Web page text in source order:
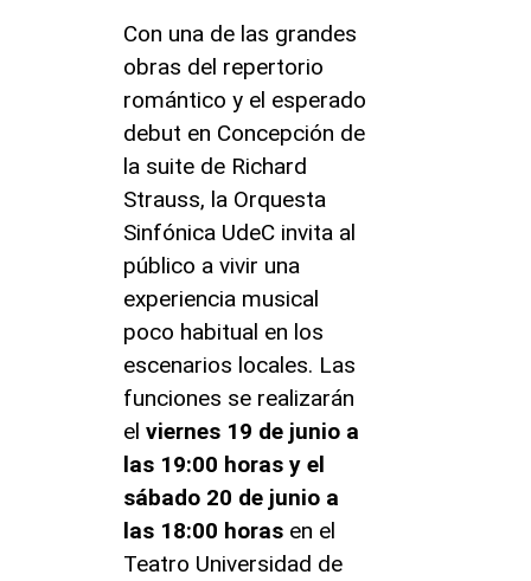
Con una de las grandes
obras del repertorio
romántico y el esperado
debut en Concepción de
la suite de Richard
Strauss, la Orquesta
Sinfónica UdeC invita al
público a vivir una
experiencia musical
poco habitual en los
escenarios locales. Las
funciones se realizarán
el viernes 19 de junio a
las 19:00 horas y el
sábado 20 de junio a
las 18:00 horas en el
Teatro Universidad de